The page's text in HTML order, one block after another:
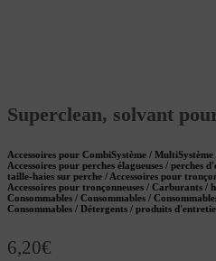
Superclean, solvant
Accessoires pour CombiSystème / MultiSystème
Accessoires pour perches élagueuses / perches
taille-haies sur perche / Accessoires pour
Accessoires pour tronçonneuses / Carburants /
Consommables / Consommables /
Consommables / Détergents / produits
6,20€